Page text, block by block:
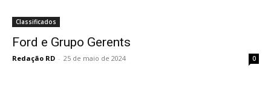
Classificados
Ford e Grupo Gerents
Redação RD - 25 de maio de 2024 0